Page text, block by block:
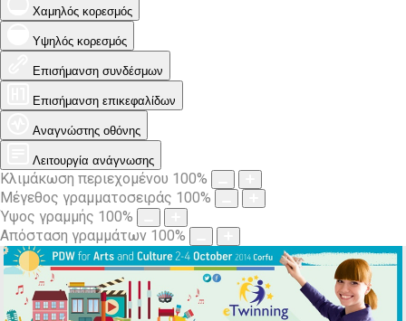
Χαμηλός κορεσμός
Υψηλός κορεσμός
Επισήμανση συνδέσμων
Επισήμανση επικεφαλίδων
Αναγνώστης οθόνης
Λειτουργία ανάγνωσης
Κλιμάκωση περιεχομένου 100%
Μέγεθος γραμματοσειράς 100%
Ύψος γραμμής 100%
Απόσταση γραμμάτων 100%